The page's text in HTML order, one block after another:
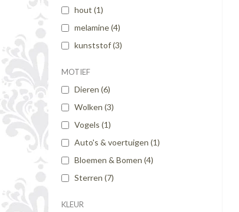
hout (1)
melamine(4)
kunststof(3)
MOTIEF
Dieren (6)
Wolken (3)
Vogels (1)
Auto's & voertuigen (1)
Bloemen & Bomen (4)
Sterren (7)
KLEUR